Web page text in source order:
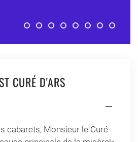
Deux amours firent deux cités
L’amour de la Sagesse
Garde, Seigneur, nos
Votre amour et votre
Vous nous avez
Tout ce qui
AllezEn vous,
CURÉ D'ARS
cabarets, Monsieur le Curé